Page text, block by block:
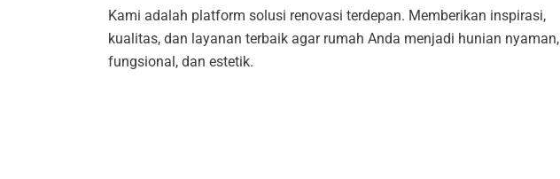
Kami adalah platform solusi renovasi terdepan. Memberikan inspirasi,
kualitas, dan layanan terbaik agar rumah Anda menjadi hunian nyaman,
fungsional, dan estetik.